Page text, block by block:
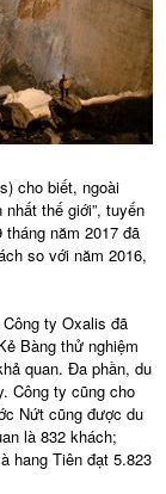
cho biết, ngoài
thế giới”, tuyến
năm 2017 đã
so với năm 2016,
ty Oxalis đã
Bàng thử nghiệm
quan. Đa phần, du
Công ty cũng cho
Nứt cũng được du
là 832 khách;
hang Tiên đạt 5.823